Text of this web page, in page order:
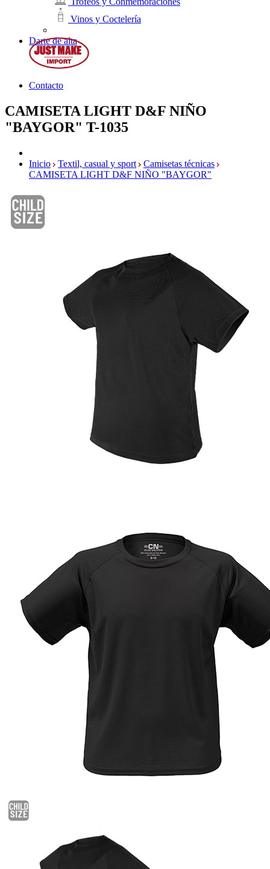
Vinos y Coctelería
Darte de alta
Contacto
CAMISETA LIGHT D&F NIÑO
"BAYGOR" T-1035
Inicio Textil, casual y sport
Camisetas técnicas
CAMISETA LIGHT D&F NIÑO "BAYGOR"